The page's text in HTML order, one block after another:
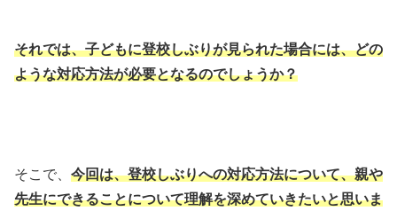
それでは、子どもに登校しぶりが見られた場合には、どの
ような対応方法が必要となるのでしょうか？
そこで、 今回は、登校しぶりへの対応方法について、親や
先生にできることについて理解を深めていきたいと思いま